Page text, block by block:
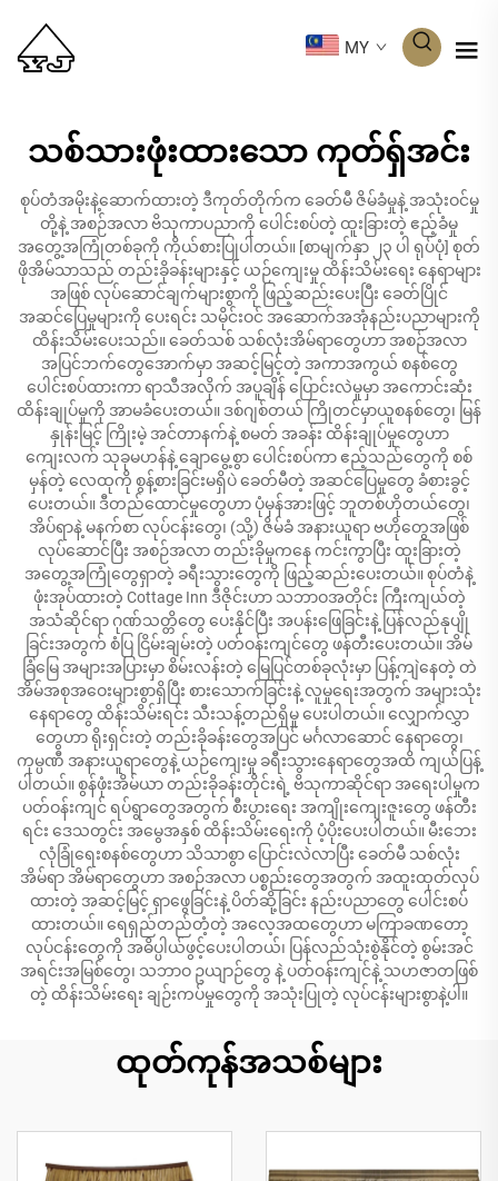
MY
သစ်သားဖုံးထားသော ကုတ်ရှ်အင်း
စုပ်တံအမိုးနဲ့ဆောက်ထားတဲ့ ဒီကုတ်တိုက်က ခေတ်မီ ဇိမ်ခံမှုနဲ့ အသုံးဝင်မှု
တို့နဲ့ အစဉ်အလာ ဗိသုကာပညာကို ပေါင်းစပ်တဲ့ ထူးခြားတဲ့ ဧည့်ခံမှု
အတွေ့အကြုံတစ်ခုကို ကိုယ်စားပြုပါတယ်။ [စာမျက်နှာ ၂၃ ပါ ရုပ်ပုံ] စုတ်
ဖိုအိမ်သာသည် တည်းခိုခန်းများနှင့် ယဉ်ကျေးမှု ထိန်းသိမ်းရေး နေရာများ
အဖြစ် လုပ်ဆောင်ချက်များစွာကို ဖြည့်ဆည်းပေးပြီး ခေတ်ပြိုင်
အဆင်ပြေမှုများကို ပေးရင်း သမိုင်းဝင် အဆောက်အအုံနည်းပညာများကို
ထိန်းသိမ်းပေးသည်။ ခေတ်သစ် သစ်လုံးအိမ်ရာတွေဟာ အစဉ်အလာ
အပြင်ဘက်တွေအောက်မှာ အဆင့်မြင့်တဲ့ အကာအကွယ် စနစ်တွေ
ပေါင်းစပ်ထားကာ ရာသီအလိုက် အပူချိန် ပြောင်းလဲမှုမှာ အကောင်းဆုံး
ထိန်းချုပ်မှုကို အာမခံပေးတယ်။ ဒစ်ဂျစ်တယ် ကြိုတင်မှာယူစနစ်တွေ၊ မြန်
နှုန်းမြင့် ကြိုးမဲ့ အင်တာနက်နဲ့ စမတ် အခန်း ထိန်းချုပ်မှုတွေဟာ
ကျေးလက် သုခုမဟန်နဲ့ ချောမွေ့စွာ ပေါင်းစပ်ကာ ဧည့်သည်တွေကို စစ်
မှန်တဲ့ လေထုကို စွန့်စားခြင်းမရှိပဲ ခေတ်မီတဲ့ အဆင်ပြေမှုတွေ ခံစားခွင့်
ပေးတယ်။ ဒီတည်ထောင်မှုတွေဟာ ပုံမှန်အားဖြင့် ဘူတစ်ဟိုတယ်တွေ၊
အိပ်ရာနဲ့ မနက်စာ လုပ်ငန်းတွေ၊ (သို့) ဇိမ်ခံ အနားယူရာ ဗဟိုတွေအဖြစ်
လုပ်ဆောင်ပြီး အစဉ်အလာ တည်းခိုမှုကနေ ကင်းကွာပြီး ထူးခြားတဲ့
အတွေ့အကြုံတွေရှာတဲ့ ခရီးသွားတွေကို ဖြည့်ဆည်းပေးတယ်။ စုပ်တံနဲ့
ဖုံးအုပ်ထားတဲ့ Cottage Inn ဒီဇိုင်းဟာ သဘာဝအတိုင်း ကြီးကျယ်တဲ့
အသံဆိုင်ရာ ဂုဏ်သတ္တိတွေ ပေးနိုင်ပြီး အပန်းဖြေခြင်းနဲ့ ပြန်လည်နုပျို
ခြင်းအတွက် စံပြ ငြိမ်းချမ်းတဲ့ ပတ်ဝန်းကျင်တွေ ဖန်တီးပေးတယ်။ အိမ်
ခြံမြေ အများအပြားမှာ စိမ်းလန်းတဲ့ မြေပြင်တစ်ခုလုံးမှာ ပြန့်ကျဲနေတဲ့ တဲ
အိမ်အစုအဝေးများစွာရှိပြီး စားသောက်ခြင်းနဲ့ လူမှုရေးအတွက် အများသုံး
နေရာတွေ ထိန်းသိမ်းရင်း သီးသန့်တည်ရှိမှု ပေးပါတယ်။ လျှောက်လွှာ
တွေဟာ ရိုးရှင်းတဲ့ တည်းခိုခန်းတွေအပြင် မင်္ဂလာဆောင် နေရာတွေ၊
ကုမ္ပဏီ အနားယူရာတွေနဲ့ ယဉ်ကျေးမှု ခရီးသွားနေရာတွေအထိ ကျယ်ပြန့်
ပါတယ်။ စွန်ဖုံးအိမ်ယာ တည်းခိုခန်းတိုင်းရဲ့ ဗိသုကာဆိုင်ရာ အရေးပါမှုက
ပတ်ဝန်းကျင် ရပ်ရွာတွေအတွက် စီးပွားရေး အကျိုးကျေးဇူးတွေ ဖန်တီး
ရင်း ဒေသတွင်း အမွေအနှစ် ထိန်းသိမ်းရေးကို ပံ့ပိုးပေးပါတယ်။ မီးဘေး
လုံခြုံရေးစနစ်တွေဟာ သိသာစွာ ပြောင်းလဲလာပြီး ခေတ်မီ သစ်လုံး
အိမ်ရာ အိမ်ရာတွေဟာ အစဉ်အလာ ပစ္စည်းတွေအတွက် အထူးထုတ်လုပ်
ထားတဲ့ အဆင့်မြင့် ရှာဖွေခြင်းနဲ့ ပိတ်ဆို့ခြင်း နည်းပညာတွေ ပေါင်းစပ်
ထားတယ်။ ရေရှည်တည်တံ့တဲ့ အလေ့အထတွေဟာ မကြာခဏတော့
လုပ်ငန်းတွေကို အဓိပ္ပါယ်ဖွင့်ပေးပါတယ်၊ ပြန်လည်သုံးစွဲနိုင်တဲ့ စွမ်းအင်
အရင်းအမြစ်တွေ၊ သဘာဝ ဥယျာဉ်တွေ နဲ့ ပတ်ဝန်းကျင်နဲ့ သဟဇာတဖြစ်
တဲ့ ထိန်းသိမ်းရေး ချဉ်းကပ်မှုတွေကို အသုံးပြုတဲ့ လုပ်ငန်းများစွာနဲ့ပါ။
ထုတ်ကုန်အသစ်များ